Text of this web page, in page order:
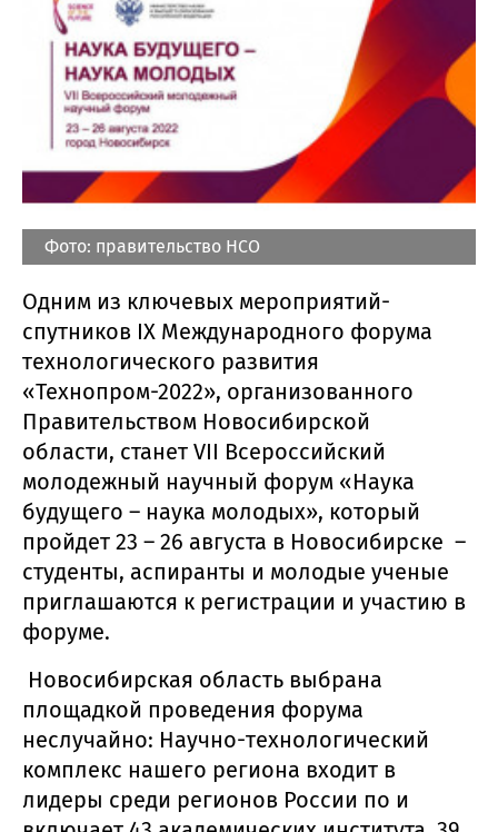
Фото: правительство НСО
Одним из ключевых мероприятий-
спутников IX Международного форума
технологического развития
«Технопром-2022», организованного
Правительством Новосибирской
области, станет VII Всероссийский
молодежный научный форум «Наука
будущего – наука молодых», который
пройдет 23 – 26 августа в Новосибирске –
студенты, аспиранты и молодые ученые
приглашаются к регистрации и участию в
форуме.
Новосибирская область выбрана
площадкой проведения форума
неслучайно: Научно-технологический
комплекс нашего региона входит в
лидеры среди регионов России по и